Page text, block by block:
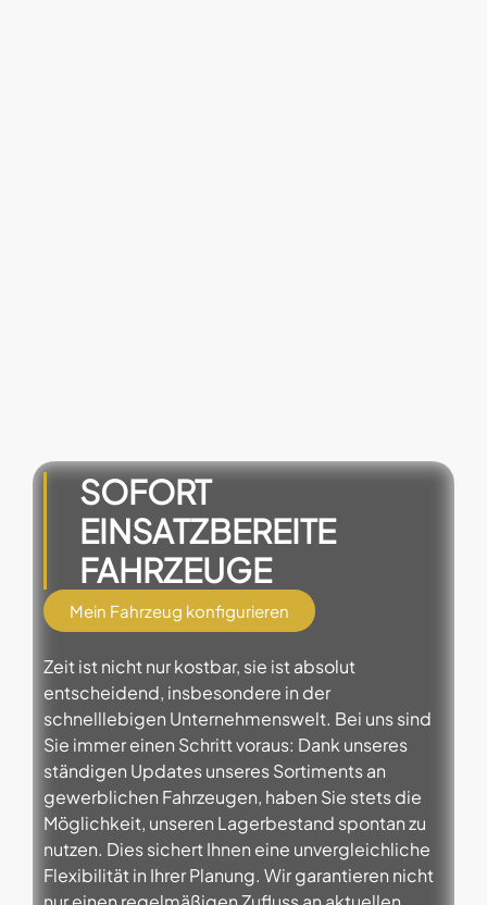
SOFORT
EINSATZBEREITE
FAHRZEUGE
Mein Fahrzeug konfigurieren
Zeit ist nicht nur kostbar, sie ist absolut
entscheidend, insbesondere in der
schnelllebigen Unternehmenswelt. Bei uns sind
Sie immer einen Schritt voraus: Dank unseres
ständigen Updates unseres Sortiments an
gewerblichen Fahrzeugen, haben Sie stets die
Möglichkeit, unseren Lagerbestand spontan zu
nutzen. Dies sichert Ihnen eine unvergleichliche
Flexibilität in Ihrer Planung. Wir garantieren nicht